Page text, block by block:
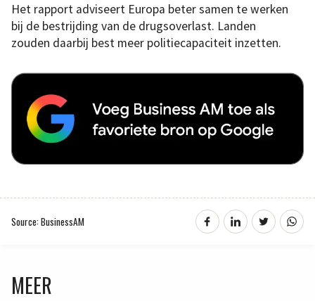
Het rapport adviseert Europa beter samen te werken
bij de bestrijding van de drugsoverlast. Landen
zouden daarbij best meer politiecapaciteit inzetten.
Source: BusinessAM
MEER